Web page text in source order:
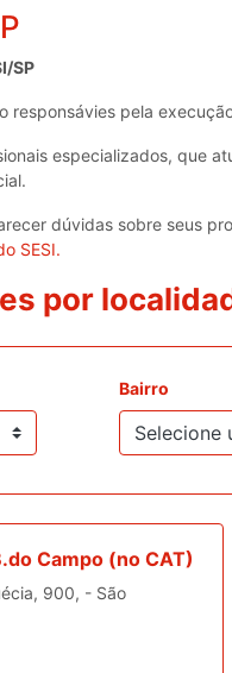
SP
responsávies pela
especializados, que
dúvidas sobre seus
SESI.
por
Bairro
Campo (no CAT)
900, - São